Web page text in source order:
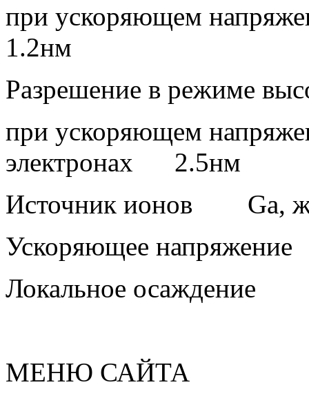
при ускоряющем
1.2нм
Разрешение в режиме
при ускоряющем
электронах 2.5нм
Источник ионов Ga,
Ускоряющее
Локальное осаждение
МЕНЮ САЙТА